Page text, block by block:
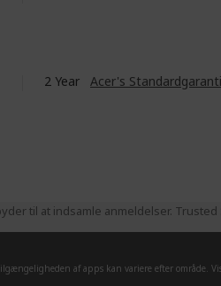
2 Year Acer's Standardgaranti
til at indsamle anmeldelser.
af apps kan variere efter område.